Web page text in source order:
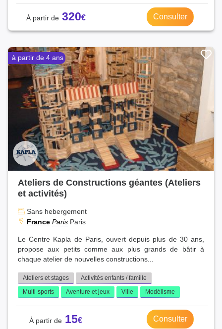
320 Consulter
à partir de 4 ans
Ateliers de Constructions géantes (Ateliers
et activités)
Sans hebergement
France Paris Paris
Le Centre Kapla de Paris, ouvert depuis plus de 30 ans,
propose aux petits comme aux plus grands de bâtir à
chaque atelier de nouvelles constructions...
Ateliers et stages
Activités enfants / famille
Multi-sports
Aventure et jeux Ville Modélisme
15 Consulter